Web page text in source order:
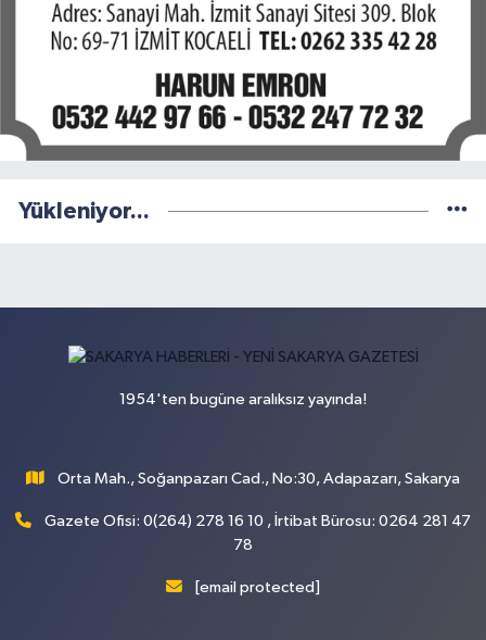
Yükleniyor...
1954'ten bugüne aralıksız yayında!
Orta Mah., Soğanpazarı Cad., No:30, Adapazarı, Sakarya
Gazete Ofisi: 0(264) 278 16 10 , İrtibat Bürosu: 0264 281 47
78
[email protected]